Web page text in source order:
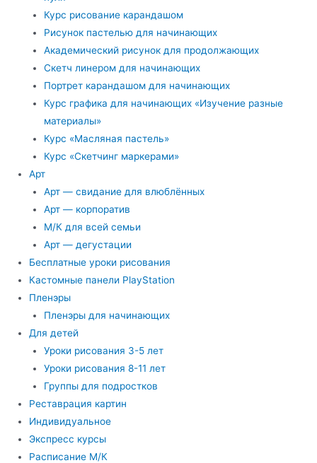
Курс рисование карандашом
Рисунок пастелью для начинающих
Академический рисунок для продолжающих
Скетч линером для начинающих
Портрет карандашом для начинающих
Курс графика для начинающих «Изучение разные
материалы»
Курс «Масляная пастель»
Курс «Скетчинг маркерами»
Арт
Арт — свидание для влюблённых
Арт — корпоратив
М/К для всей семьи
Арт — дегустации
Бесплатные уроки рисования
Кастомные панели PlayStation
Пленэры
Пленэры для начинающих
Для детей
Уроки рисования 3-5 лет
Уроки рисования 8-11 лет
Группы для подростков
Реставрация картин
Индивидуальное
Экспресс курсы
Расписание М/К